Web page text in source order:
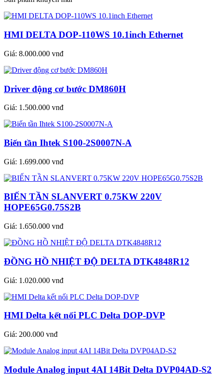
HMI DELTA DOP-110WS 10.1inch Ethernet
Giá: 8.000.000 vnđ
Driver động cơ bước DM860H
Giá: 1.500.000 vnđ
Biến tần Ihtek S100-2S0007N-A
Giá: 1.699.000 vnđ
BIẾN TẦN SLANVERT 0.75KW 220V
HOPE65G0.75S2B
Giá: 1.650.000 vnđ
ĐỒNG HỒ NHIỆT ĐỘ DELTA DTK4848R12
Giá: 1.020.000 vnđ
HMI Delta kết nối PLC Delta DOP-DVP
Giá: 200.000 vnđ
Module Analog input 4AI 14Bit Delta DVP04AD-S2